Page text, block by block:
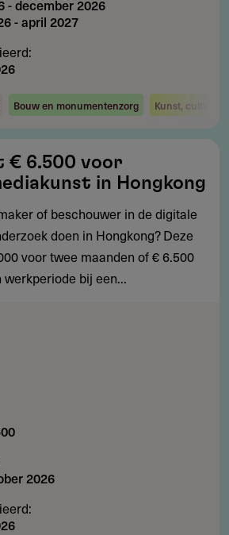
-december 2026
-april 2027
Bouw en monumentenzorg Kunst, cultuur
€ 6.500 voor
in Hongkong
of beschouwer in de digitale
doen in Hongkong? Deze
voor twee maanden of € 6.500
bij een...
2026